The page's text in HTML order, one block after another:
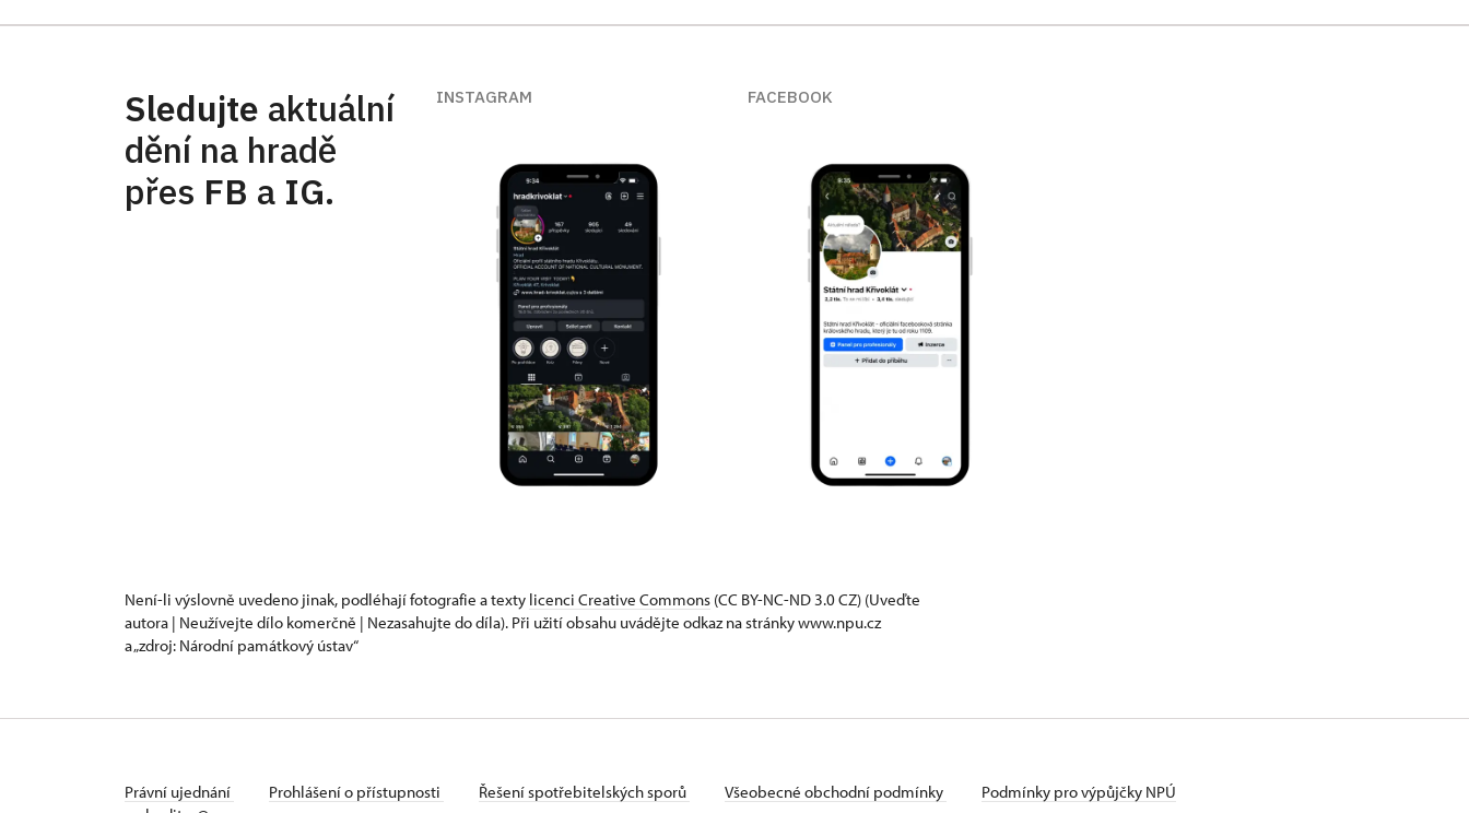
Sledujte aktuální
dění na hradě
přes FB a IG.
INSTAGRAM FACEBOOK
Není-li výslovně uvedeno jinak, podléhají fotografie a texty licenci Creative Commons (CC BY-NC-ND 3.0 CZ) (Uveďte
autora | Neužívejte dílo komerčně | Nezasahujte do díla). Při užití obsahu uvádějte odkaz na stránky www.npu.cz
a „zdroj: Národní památkový ústav“
Právní ujednání Prohlášení o přístupnosti Řešení spotřebitelských sporů Všeobecné obchodní podmínky
Podmínky pro výpůjčky NPÚ